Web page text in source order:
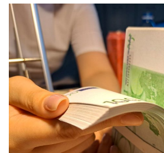
КАЗАХСТАН
МИР
СПЕЦПРОЕКТЫ
СПОРТ
Чек-лист